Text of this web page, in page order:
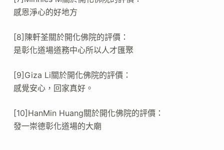
感恩淨心的好地方
[8]陳軒荃關於開化佛院的評價：
是彰化道場道務中心所以人才匯聚
[9]Giza Li關於開化佛院的評價：
感覺安心，回家真好。
[10]HanMin Huang關於開化佛院的評價：
發一崇德彰化道場的大廟